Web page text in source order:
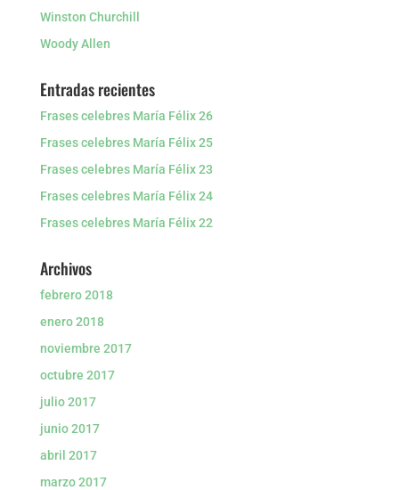
Winston Churchill
Woody Allen
Entradas recientes
Frases celebres María Félix 26
Frases celebres María Félix 25
Frases celebres María Félix 23
Frases celebres María Félix 24
Frases celebres María Félix 22
Archivos
febrero 2018
enero 2018
noviembre 2017
octubre 2017
julio 2017
junio 2017
abril 2017
marzo 2017